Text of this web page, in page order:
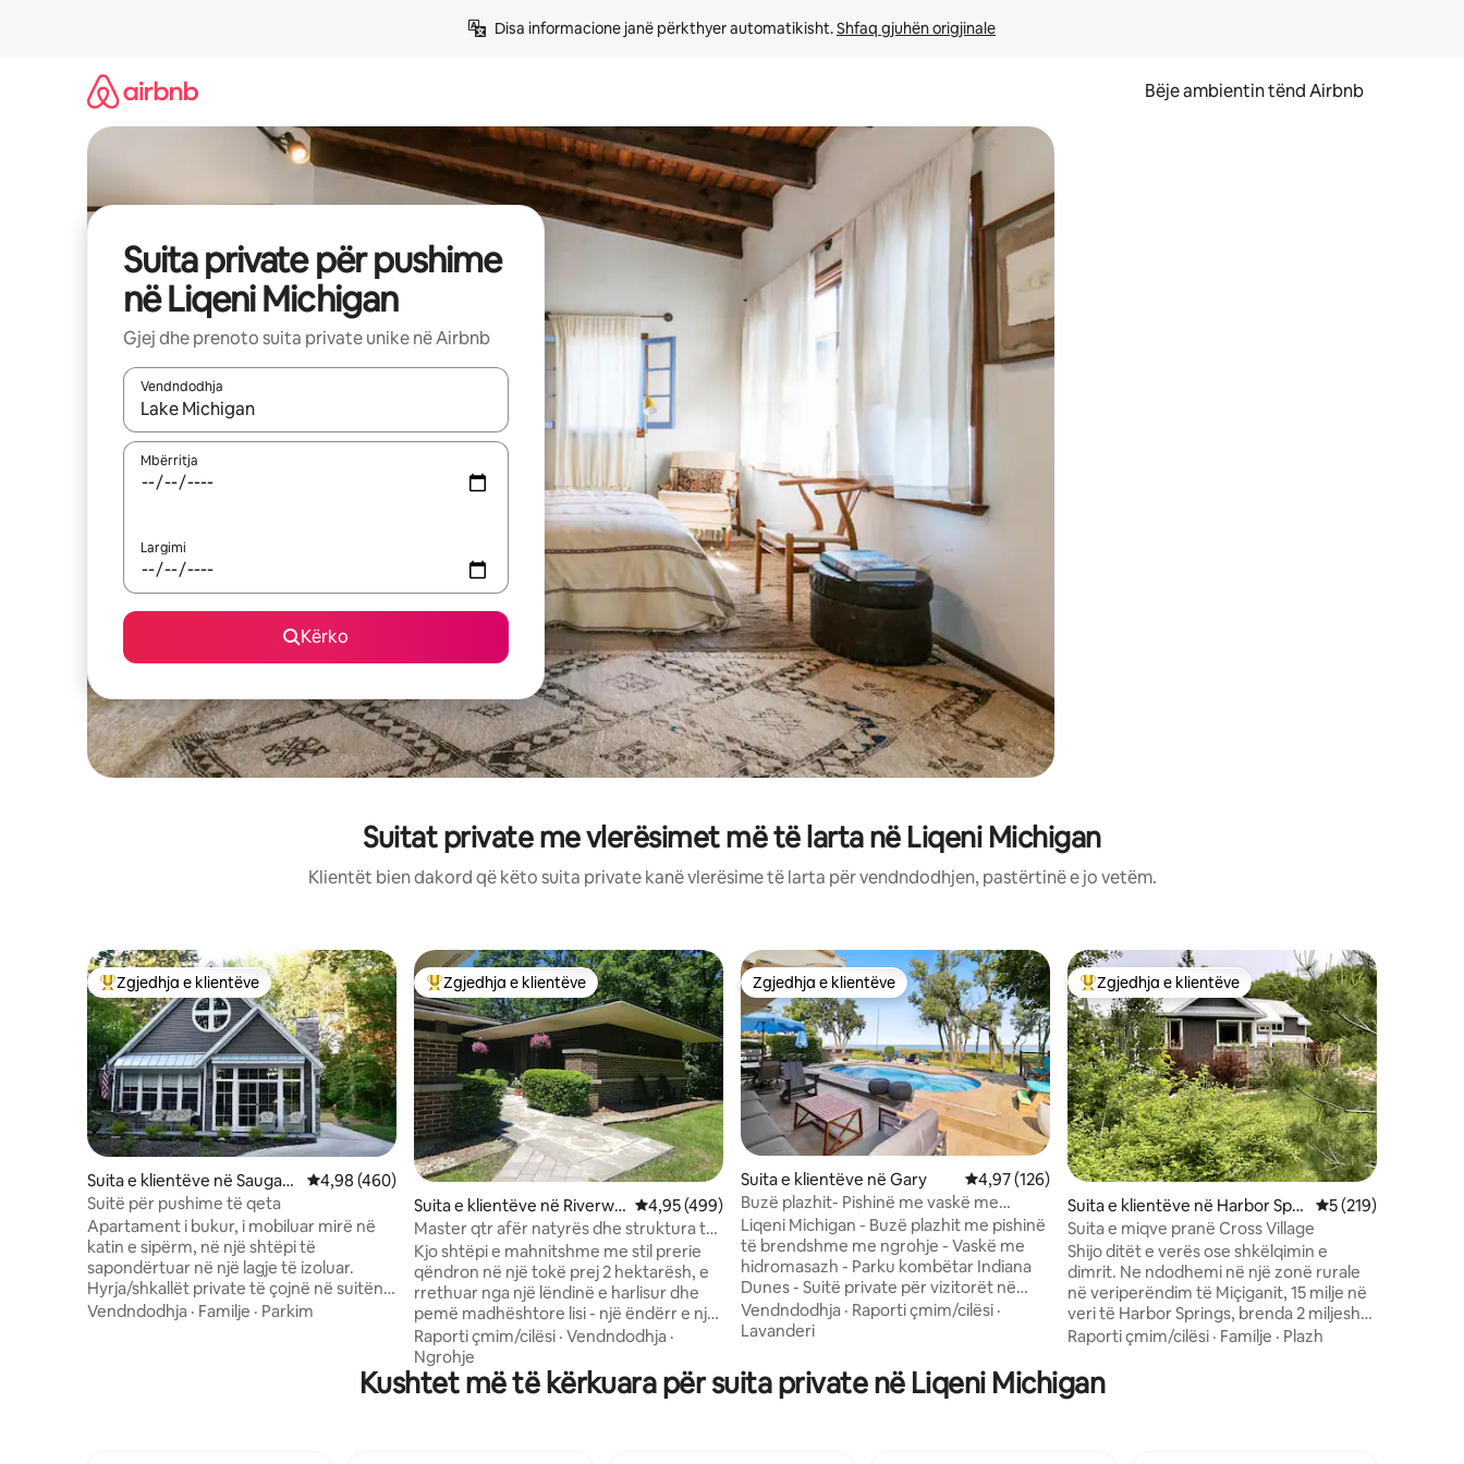
Disa informacione janë përkthyer automatikisht. Shfaq gjuhën origjinale
Bëje ambientin tënd Airbnb
Suita private për pushime
në Liqeni Michigan
Gjej dhe prenoto suita private unike në Airbnb
Vendndodhja
Kur rezultatet të jenë të disponueshme, lëviz me butonat e shigjetave lart e poshtë ose eksploro duke prekur ose duke lëvizur ekranin.
Mbërritja
Largimi
Kërko
Suitat private me vlerësimet më të larta në Liqeni Michigan
Klientët bien dakord që këto suita private kanë vlerësime të larta për vendndodhjen, pastërtinë e jo vetëm.
Më të mirat e zgjedhjeve të klientëve
Zgjedhja e klientëve
Suita e klientëve në Saugatu
ck
Vlerësimi mesatar 4,98 nga 5, 460 vlerësime
4,98 (460)
Suitë për pushime të qeta
Apartament i bukur, i mobiluar mirë në
katin e sipërm, në një shtëpi të
sapondërtuar në një lagje të izoluar.
Hyrja/shkallët private të çojnë në suitën
tënde të mysafirëve, e cila përfshin një
minuta larg nga qendra e Saugatuck (e
njohur edhe si bregu i artit të Miçiganit),
Vendndodhja · Familje · Parkim
Më të mirat e zgjedhjeve të klientëve
Zgjedhja e klientëve
Suita e klientëve në Riverwo
ods
Vlerësimi mesatar 4,95 nga 5, 499 vlerësime
4,95 (499)
Master qtr afër natyrës dhe struktura të
lehta urbane
Kjo shtëpi e mahnitshme me stil prerie
qëndron në një tokë prej 2 hektarësh, e
rrethuar nga një lëndinë e harlisur dhe
pemë madhështore lisi - një ëndërr e një
adhuruesi të natyrës me qetësi të
pakrahasueshme. Ambientet e
ngjashme me pushimet përzihen si në
fshat me komoditete në afërsi, duke
Raporti çmim/cilësi · Vendndodhja ·
Ngrohje
Zgjedhja e klientëve
Zgjedhja e klientëve
Suita e klientëve në Gary Vlerësimi mesatar 4,97 nga 5, 126 vlerësime
4,97 (126)
Buzë plazhit- Pishinë me vaskë me
hidromasazh në liqenin Miçigan
Liqeni Michigan - Buzë plazhit me pishinë
të brendshme me ngrohje - Vaskë me
hidromasazh - Parku kombëtar Indiana
Dunes - Suitë private për vizitorët në
bodrum - 2 dhoma gjumi/2 banja -
Dekoruar bukur Kjo suitë vizitorësh ka
rehatshëm dhe çlodhës. Shijo vaskën me
hidromasazh me 3 persona, perfekte për
Vendndodhja · Raporti çmim/cilësi ·
Lavanderi
Më të mirat e zgjedhjeve të klientëve
Zgjedhja e klientëve
Suita e klientëve në Harbor Spri
ngs
Vlerësimi mesatar
5 (219)
Suita e miqve pranë Cross Village
Shijo ditët e verës ose shkëlqimin e
dimrit. Ne ndodhemi në një zonë rurale
në veriperëndim të Miçiganit, 15 milje në
veri të Harbor Springs, brenda 2 miljesh
nga Tuneli i Pemëve. Jemi të vendosur
rezervatet natyrore, shtigjet e ecjes,
plazhet e bukura, shpatet e skive dhe
Raporti çmim/cilësi · Familje · Plazh
Kushtet më të kërkuara për suita private në Liqeni Michigan